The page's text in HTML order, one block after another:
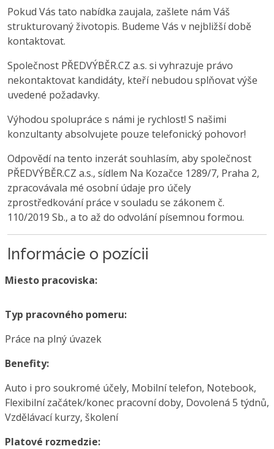
Pokud Vás tato nabídka zaujala, zašlete nám Váš
strukturovaný životopis. Budeme Vás v nejbližší době
kontaktovat.
Společnost PŘEDVÝBĚR.CZ a.s. si vyhrazuje právo
nekontaktovat kandidáty, kteří nebudou splňovat výše
uvedené požadavky.
Výhodou spolupráce s námi je rychlost! S našimi
konzultanty absolvujete pouze telefonický pohovor!
Odpovědí na tento inzerát souhlasím, aby společnost
PŘEDVÝBĚR.CZ a.s., sídlem Na Kozačce 1289/7, Praha 2,
zpracovávala mé osobní údaje pro účely
zprostředkování práce v souladu se zákonem č.
110/2019 Sb., a to až do odvolání písemnou formou.
Informácie o pozícii
Miesto pracoviska:
Typ pracovného pomeru:
Práce na plný úvazek
Benefity:
Auto i pro soukromé účely, Mobilní telefon, Notebook,
Flexibilní začátek/konec pracovní doby, Dovolená 5 týdnů,
Vzdělávací kurzy, školení
Platové rozmedzie: